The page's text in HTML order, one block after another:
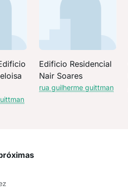
Edificio Residencial
Nair Soares
rua guilherme guittman